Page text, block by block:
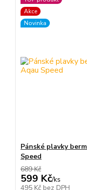
Akce
Novinka
Pánské plavky
Speed
689 Kč
599 Kč/ks
495 Kč bez DPH